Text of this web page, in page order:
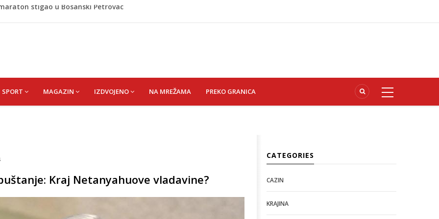
poslala poruku o Srebrenici: Kad svi priznamo genocid,
pješački prelaz: Kad neće grad, mora neko
stigao u Bosanski Petrovac
SPORT MAGAZIN IZDVOJENO NA MREŽAMA PREKO GRANICA
Kraj Netanyahuove vladavine?
CATEGORIES
CAZIN
KRAJINA